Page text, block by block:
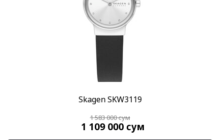
Skagen SKW3119
1 583 000сум
1 109 000 сум